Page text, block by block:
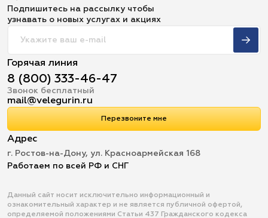
Подпишитесь на рассылку чтобы
узнавать о новых услугах и акциях
Горячая линия
8 (800) 333-46-47
Звонок бесплатный
mail@velegurin.ru
Перезвоните мне
Адрес
г. Ростов-на-Дону, ул. Красноармейская 168
Работаем по всей РФ и СНГ
Данный сайт носит исключительно информационный и
ознакомительный характер и не является публичной офертой,
определяемой положениями Статьи 437 Гражданского кодекса